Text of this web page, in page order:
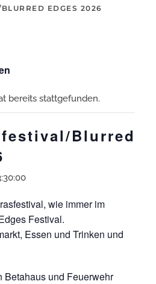
EDGES 2026
bereits stattgefunden.
Blurred
wie immer im
Festival.
Essen und Trinken und
Betahaus und Feuerwehr